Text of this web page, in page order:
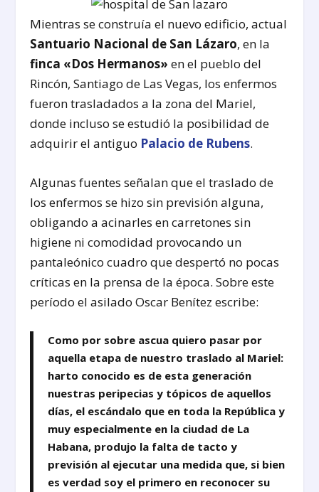
Mientras se construía el nuevo edificio, actual
Santuario Nacional de San Lázaro, en la
finca «Dos Hermanos»en el pueblo del
Rincón, Santiago de Las Vegas, los enfermos
fueron trasladados a la zona del Mariel,
donde incluso se estudió la posibilidad de
adquirir el antiguo Palacio de Rubens.
Algunas fuentes señalan que el traslado de
los enfermos se hizo sin previsión alguna,
obligando a acinarles en carretones sin
higiene ni comodidad provocando un
pantaleónico cuadro que despertó no pocas
críticas en la prensa de la época. Sobre este
período el asilado Oscar Benítez escribe:
Como por sobre ascua quiero pasar por
aquella etapa de nuestro traslado al Mariel:
harto conocido es de esta generación
nuestras peripecias y tópicos de aquellos
días, el escándalo que en toda la República y
muy especialmente en la ciudad de La
Habana, produjo la falta de tacto y
previsión al ejecutar una medida que, si bien
es verdad soy el primero en reconocer su